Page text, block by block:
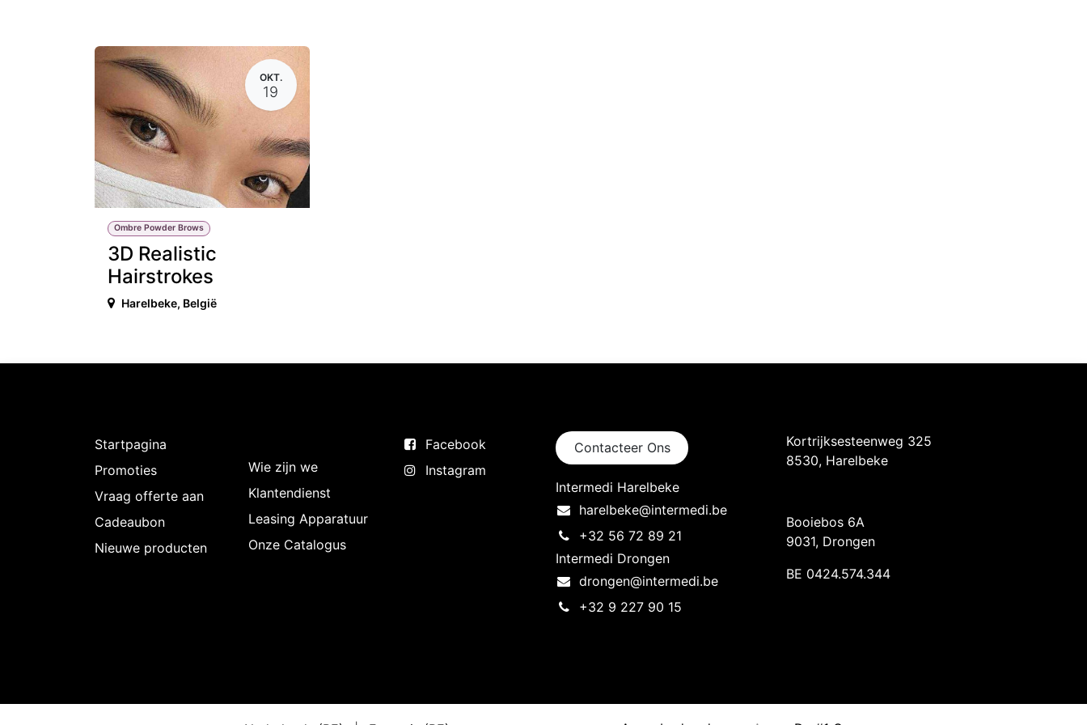
OKT.
19
Ombre Powder Brows
3D Realistic
Hairstrokes
Harelbeke, België
Startpagina
Promoties
Vraag offerte aan
Cadeaubon
Nieuwe producten
Wie zijn we
Klantendienst
Leasing Apparatuur
Onze Catalogus
Facebook
Instagram
Contacteer Ons
Intermedi Harelbeke
harelbeke@intermedi.be
+32 56 72 89 21
Intermedi Drongen
drongen@intermedi.be
+32 9 227 90 15
Kortrijksesteenweg 325
8530, Harelbeke
Booiebos 6A
9031, Drongen
BE 0424.574.344